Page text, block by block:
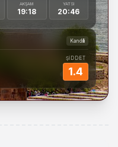
AKŞAM
19:18
YATSI
20:46
Kandilli
ŞİDDET
1.4